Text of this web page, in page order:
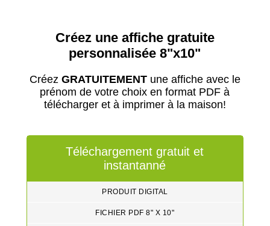
Créez une affiche gratuite
personnalisée 8"x10"
Créez GRATUITEMENTune affiche avec le
prénom de votre choix en format PDF à
télécharger et à imprimer à la maison!
Téléchargement gratuit et
instantanné
PRODUIT DIGITAL
FICHIER PDF 8" X 10"